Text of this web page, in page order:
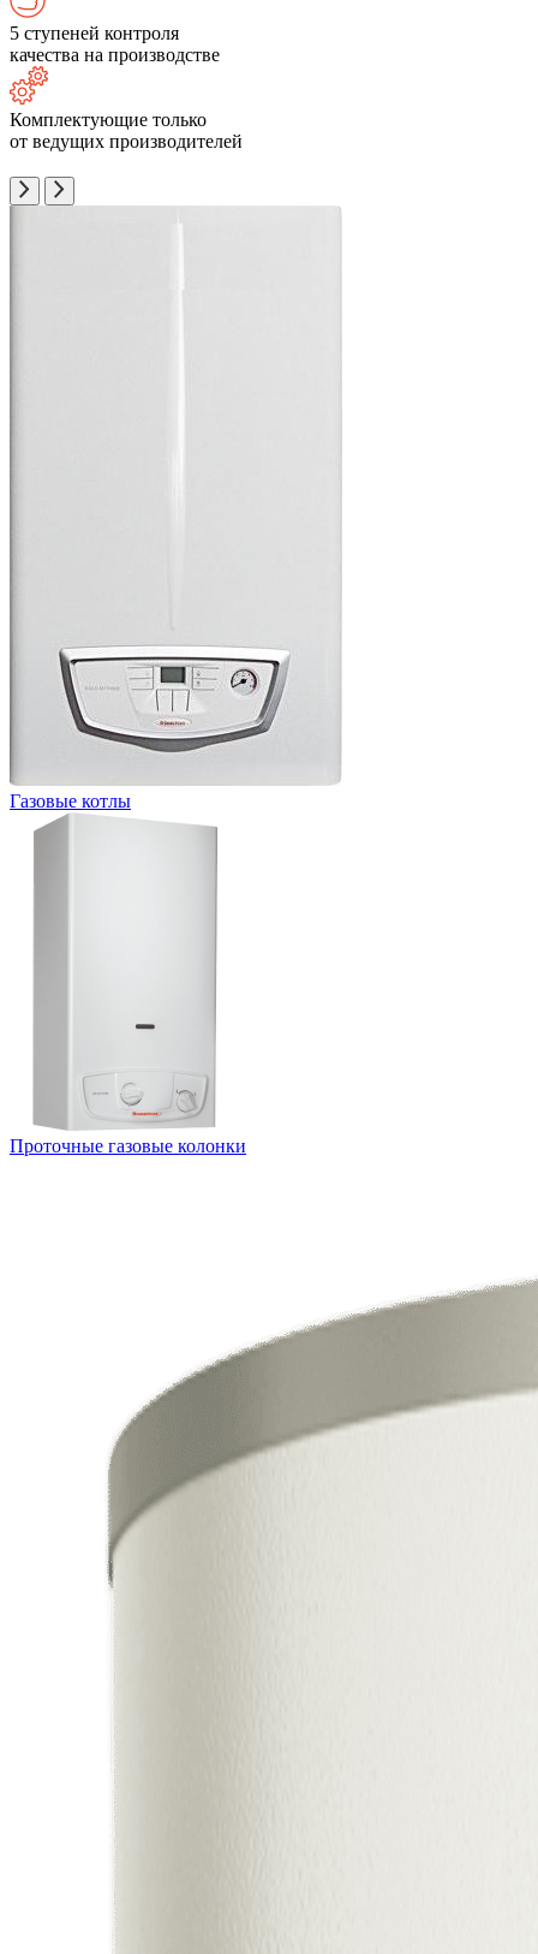
5 ступеней контроля
качества на производстве
Комплектующие только
от ведущих производителей
Газовые котлы
Проточные газовые колонки